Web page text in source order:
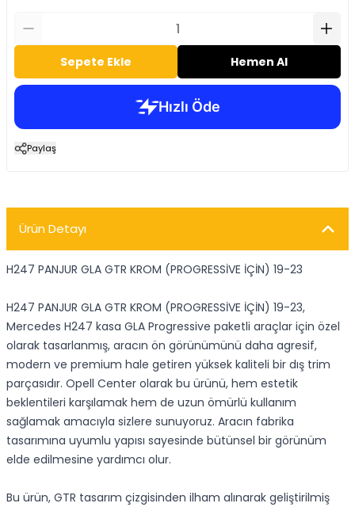
Sepete Ekle Hemen Al
Paylaş
Ürün Detayı
H247 PANJUR GLA GTR KROM (PROGRESSİVE İÇİN) 19-23
H247 PANJUR GLA GTR KROM (PROGRESSİVE İÇİN) 19-23,
Mercedes H247 kasa GLA Progressive paketli araçlar için özel
olarak tasarlanmış, aracın ön görünümünü daha agresif,
modern ve premium hale getiren yüksek kaliteli bir dış trim
parçasıdır. Opell Center olarak bu ürünü, hem estetik
beklentileri karşılamak hem de uzun ömürlü kullanım
sağlamak amacıyla sizlere sunuyoruz. Aracın fabrika
tasarımına uyumlu yapısı sayesinde bütünsel bir görünüm
elde edilmesine yardımcı olur.
Bu ürün, GTR tasarım çizgisinden ilham alınarak geliştirilmiş